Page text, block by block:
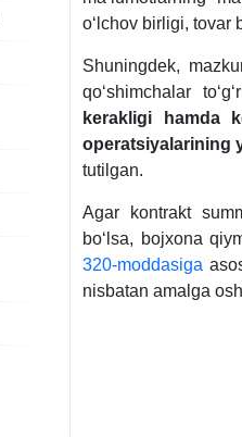
oʻlchov birligi, tovar
Shuningdek,
qoʻshimchalar
kerakligi
hamda
operatsiyalarining
tutilgan.
Agar kontrakt
boʻlsa, bojхona
320-moddasiga
nisbatan amalga